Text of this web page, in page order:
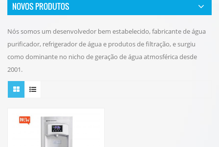
NOVOS PRODUTOS
Nós somos um desenvolvedor bem estabelecido, fabricante de água
purificador, refrigerador de água e produtos de filtração, e surgiu
como dominante no nicho de geração de água atmosférica desde
2001.